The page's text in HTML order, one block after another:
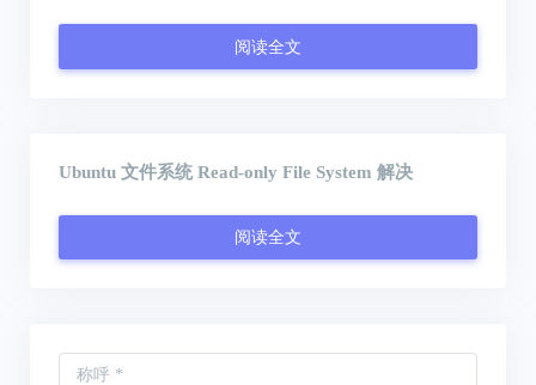
阅读全文
Ubuntu 文件系统 Read-only File System 解决
阅读全文